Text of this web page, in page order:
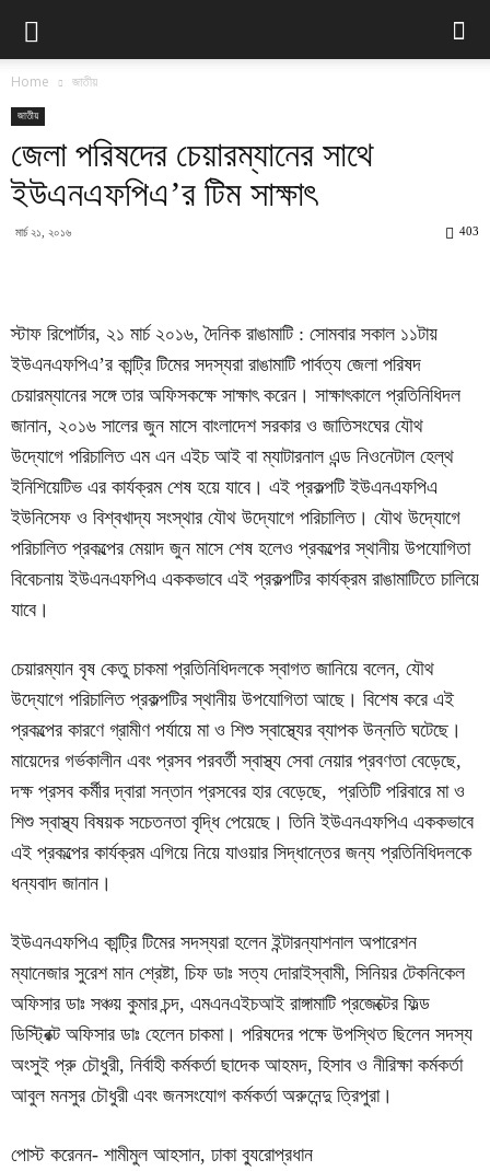
Home জাতীয়
জাতীয়
জেলা পরিষদের চেয়ারম্যানের সাথে
ইউএনএফপিএ’র টিম সাক্ষাৎ
মার্চ ২১, ২০১৬ 403
স্টাফ রিপোর্টার, ২১ মার্চ ২০১৬, দৈনিক রাঙামাটি : সোমবার সকাল ১১টায়
ইউএনএফপিএ’র কান্ট্রি টিমের সদস্যরা রাঙামাটি পার্বত্য জেলা পরিষদ
চেয়ারম্যানের সঙ্গে তার অফিসকক্ষে সাক্ষাৎ করেন। সাক্ষাৎকালে প্রতিনিধিদল
জানান, ২০১৬ সালের জুন মাসে বাংলাদেশ সরকার ও জাতিসংঘের যৌথ
উদ্যোগে পরিচালিত এম এন এইচ আই বা ম্যাটারনাল এন্ড নিওনেটাল হেল্থ
ইনিশিয়েটিভ এর কার্যক্রম শেষ হয়ে যাবে। এই প্রকল্পটি ইউএনএফপিএ
ইউনিসেফ ও বিশ্বখাদ্য সংস্থার যৌথ উদ্যোগে পরিচালিত। যৌথ উদ্যোগে
পরিচালিত প্রকল্পের মেয়াদ জুন মাসে শেষ হলেও প্রকল্পের স্থানীয় উপযোগিতা
বিবেচনায় ইউএনএফপিএ এককভাবে এই প্রকল্পটির কার্যক্রম রাঙামাটিতে চালিয়ে
যাবে।
চেয়ারম্যান বৃষ কেতু চাকমা প্রতিনিধিদলকে স্বাগত জানিয়ে বলেন, যৌথ
উদ্যোগে পরিচালিত প্রকল্পটির স্থানীয় উপযোগিতা আছে। বিশেষ করে এই
প্রকল্পের কারণে গ্রামীণ পর্যায়ে মা ও শিশু স্বাস্থ্যের ব্যাপক উন্নতি ঘটেছে।
মায়েদের গর্ভকালীন এবং প্রসব পরবর্তী স্বাস্থ্য সেবা নেয়ার প্রবণতা বেড়েছে,
দক্ষ প্রসব কর্মীর দ্বারা সন্তান প্রসবের হার বেড়েছে, প্রতিটি পরিবারে মা ও
শিশু স্বাস্থ্য বিষয়ক সচেতনতা বৃদ্ধি পেয়েছে। তিনি ইউএনএফপিএ এককভাবে
এই প্রকল্পের কার্যক্রম এগিয়ে নিয়ে যাওয়ার সিদ্ধান্তের জন্য প্রতিনিধিদলকে
ধন্যবাদ জানান।
ইউএনএফপিএ কান্ট্রি টিমের সদস্যরা হলেন ইন্টারন্যাশনাল অপারেশন
ম্যানেজার সুরেশ মান শ্রেষ্টা, চিফ ডাঃ সত্য দোরাইস্বামী, সিনিয়র টেকনিকেল
অফিসার ডাঃ সঞ্চয় কুমার চন্দ, এমএনএইচআই রাঙ্গামাটি প্রজেক্টের ফিল্ড
ডিস্ট্রিক্ট অফিসার ডাঃ হেলেন চাকমা। পরিষদের পক্ষে উপস্থিত ছিলেন সদস্য
অংসুই প্রু চৌধুরী, নির্বাহী কর্মকর্তা ছাদেক আহমদ, হিসাব ও নীরিক্ষা কর্মকর্তা
আবুল মনসুর চৌধুরী এবং জনসংযোগ কর্মকর্তা অরুনেন্দু ত্রিপুরা।
পোস্ট করেনন- শামীমুল আহসান, ঢাকা ব্যুরোপ্রধান